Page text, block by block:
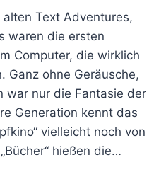
Text Adventures,
waren die ersten
Computer, die wirklich
Ganz ohne Geräusche,
war nur die Fantasie der
Generation kennt das
vielleicht noch von
hießen die…